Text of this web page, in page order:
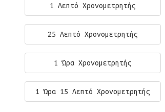
1 Λεπτό Χρονομετρητής
25 Λεπτό Χρονομετρητής
1 Ώρα Χρονομετρητής
1 Ώρα 15 Λεπτό Χρονομετρητής